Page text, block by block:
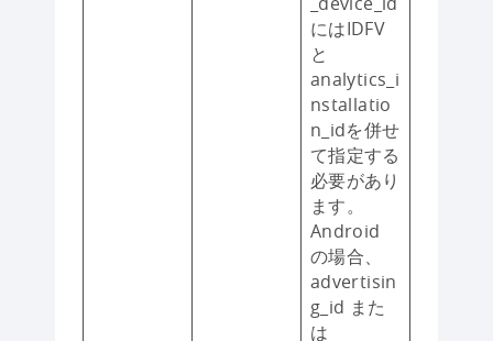
にはIDFV
と
analytics_i
nstallatio
n_idを併せ
て指定する
必要があり
ます。
Android
の場合、
advertisin
g_id また
は